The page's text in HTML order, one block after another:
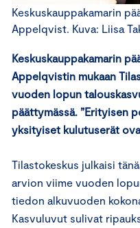
Keskuskauppakamarin
Appelqvist. Kuva: Liisa
Keskuskauppakamarin
Appelqvistin mukaan
vuoden lopun
päättymässä. ”Erityisen
yksityiset kulutuserät
Tilastokeskus julkaisi
arvion viime vuoden
tiedon alkuvuoden
Kasvuluvut sulivat